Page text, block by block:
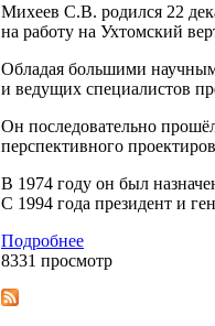
Михеев С.В. родился 22
на работу на Ухтомский
Обладая большими
и ведущих специалистов
Он последовательно
перспективного
В 1974 году он был
С 1994 года президент и
Подробнее
8331 просмотр